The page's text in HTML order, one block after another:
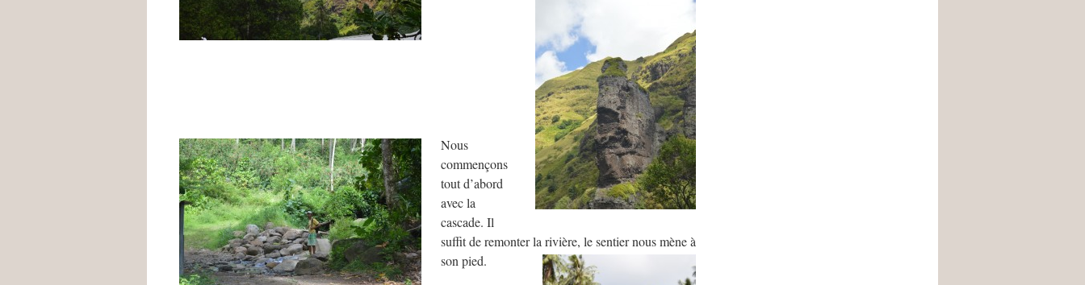
Nous
commençons
tout d’abord
avec la
cascade. Il
suffit de remonter la rivière, le sentier nous mène à
son pied.